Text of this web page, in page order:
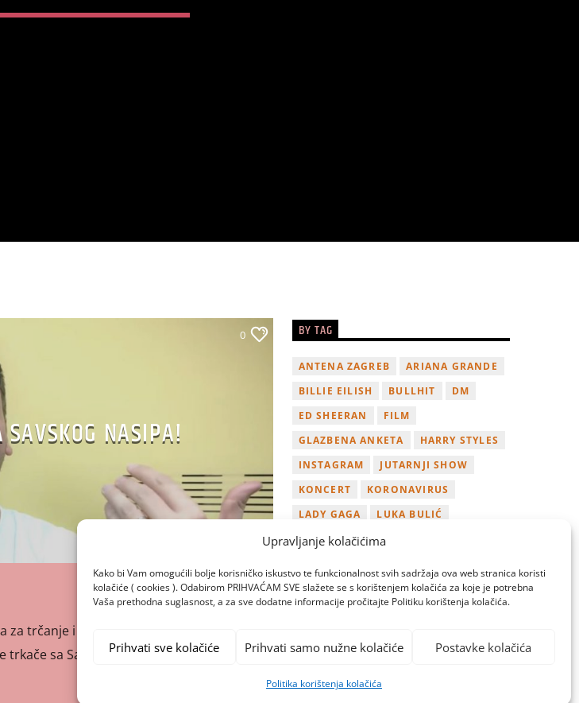
Upravljanje kolačićima
Kako bi Vam omogućili bolje korisničko iskustvo te funkcionalnost svih sadržaja ova web stranica koristi
kolačiće ( cookies ). Odabirom PRIHVAĆAM SVE slažete se s korištenjem kolačića za koje je potrebna
Vaša prethodna suglasnost, a za sve dodatne informacije pročitajte Politiku korištenja kolačića.
Prihvati sve kolačiće Prihvati samo nužne kolačiće Postavke kolačića
Politika korištenja kolačića
0
NASIPA!
trčanje i zatezanja gluteus
trkače sa Savskog nasipa!
BY TAG
ANTENA ZAGREB
ARIANA GRANDE
BILLIE EILISH
BULLHIT
DM
ED SHEERAN
FILM
GLAZBENA ANKETA
HARRY STYLES
INSTAGRAM
JUTARNJI SHOW
KONCERT
KORONAVIRUS
LADY GAGA
LUKA BULIĆ
NAGRADA
NOVI ALBUM
TAMARA LOOS
TAYLOR SWIFT